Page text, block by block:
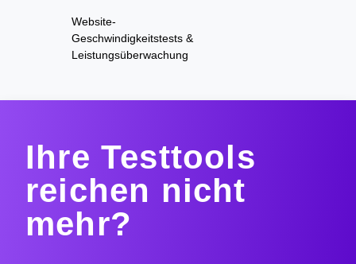
Website-
Geschwindigkeitstests &
Leistungsüberwachung
Ihre Testtools
reichen nicht
mehr?